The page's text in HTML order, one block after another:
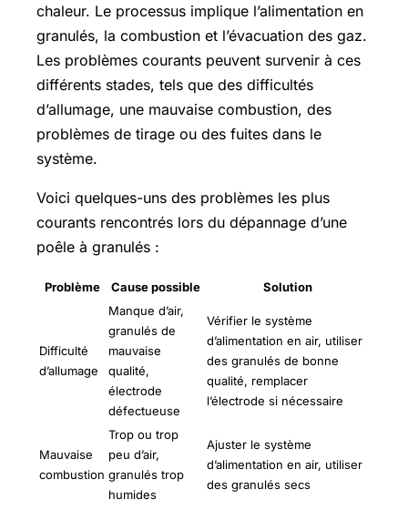
chaleur. Le processus implique l’alimentation en
granulés, la combustion et l’évacuation des gaz.
Les problèmes courants peuvent survenir à ces
différents stades, tels que des difficultés
d’allumage, une mauvaise combustion, des
problèmes de tirage ou des fuites dans le
système.
Voici quelques-uns des problèmes les plus
courants rencontrés lors du dépannage d’une
poêle à granulés :
Problème Cause possible Solution
Difficulté
d’allumage
Manque d’air,
granulés de
mauvaise
qualité,
électrode
défectueuse
Vérifier le système
d’alimentation en air, utiliser
des granulés de bonne
qualité, remplacer
l’électrode si nécessaire
Mauvaise
combustion
Trop ou trop
peu d’air,
granulés trop
humides
Ajuster le système
d’alimentation en air, utiliser
des granulés secs